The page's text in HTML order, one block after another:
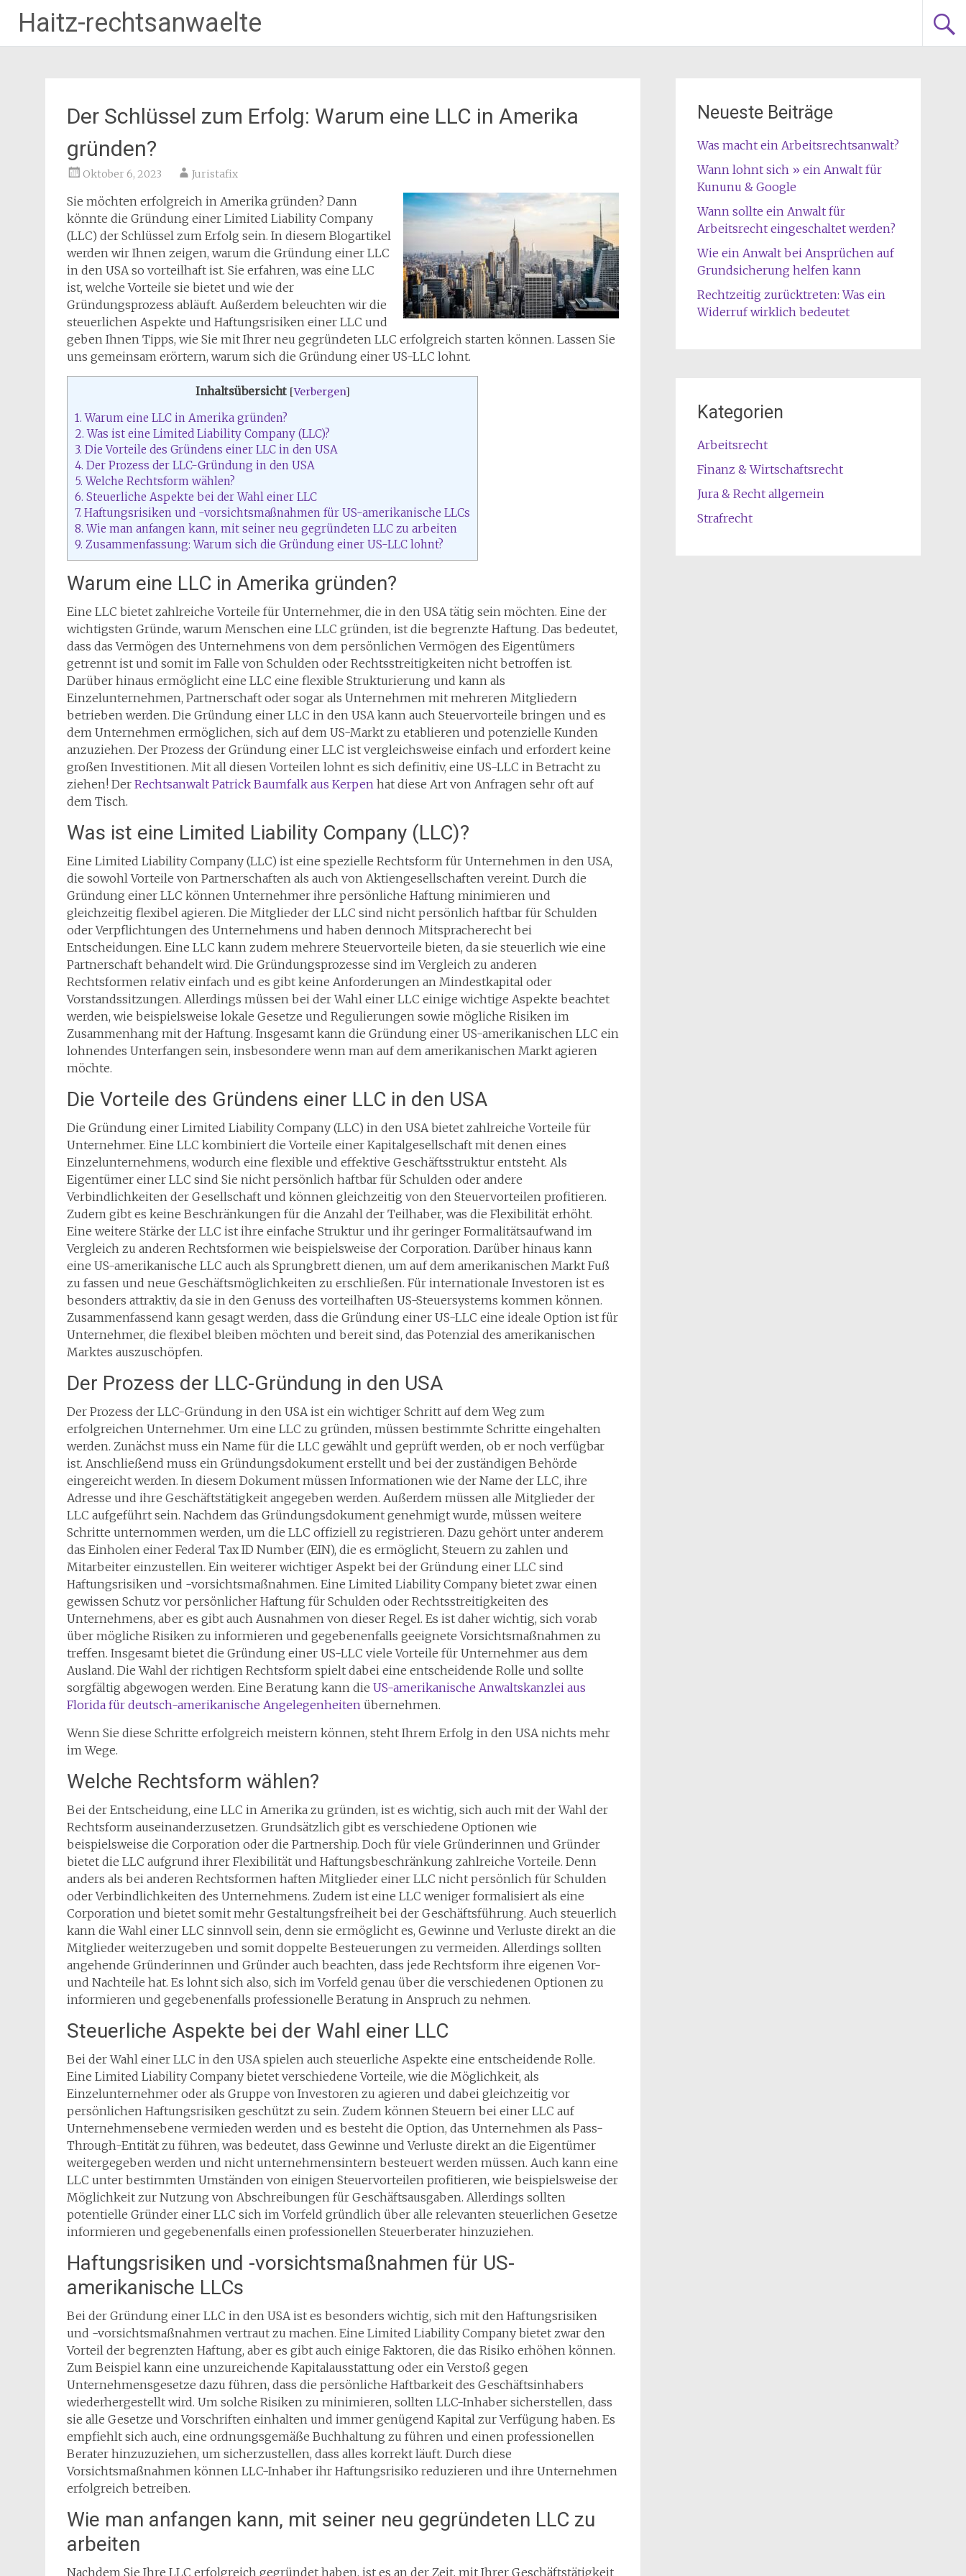
Haitz-rechtsanwaelte
Der Schlüssel zum Erfolg: Warum eine LLC in Amerika
gründen?
Oktober 6, 2023 Juristafix
Sie möchten erfolgreich in Amerika gründen? Dann
könnte die Gründung einer Limited Liability Company
(LLC) der Schlüssel zum Erfolg sein. In diesem Blogartikel
werden wir Ihnen zeigen, warum die Gründung einer LLC
in den USA so vorteilhaft ist. Sie erfahren, was eine LLC
ist, welche Vorteile sie bietet und wie der
Gründungsprozess abläuft. Außerdem beleuchten wir die
steuerlichen Aspekte und Haftungsrisiken einer LLC und
geben Ihnen Tipps, wie Sie mit Ihrer neu gegründeten LLC erfolgreich starten können. Lassen Sie
uns gemeinsam erörtern, warum sich die Gründung einer US-LLC lohnt.
Inhaltsübersicht [Verbergen]
1. Warum eine LLC in Amerika gründen?
2. Was ist eine Limited Liability Company (LLC)?
3. Die Vorteile des Gründens einer LLC in den USA
4. Der Prozess der LLC-Gründung in den USA
5. Welche Rechtsform wählen?
6. Steuerliche Aspekte bei der Wahl einer LLC
7. Haftungsrisiken und -vorsichtsmaßnahmen für US-amerikanische LLCs
8. Wie man anfangen kann, mit seiner neu gegründeten LLC zu arbeiten
9. Zusammenfassung: Warum sich die Gründung einer US-LLC lohnt?
Warum eine LLC in Amerika gründen?
Eine LLC bietet zahlreiche Vorteile für Unternehmer, die in den USA tätig sein möchten. Eine der
wichtigsten Gründe, warum Menschen eine LLC gründen, ist die begrenzte Haftung. Das bedeutet,
dass das Vermögen des Unternehmens von dem persönlichen Vermögen des Eigentümers
getrennt ist und somit im Falle von Schulden oder Rechtsstreitigkeiten nicht betroffen ist.
Darüber hinaus ermöglicht eine LLC eine flexible Strukturierung und kann als
Einzelunternehmen, Partnerschaft oder sogar als Unternehmen mit mehreren Mitgliedern
betrieben werden. Die Gründung einer LLC in den USA kann auch Steuervorteile bringen und es
dem Unternehmen ermöglichen, sich auf dem US-Markt zu etablieren und potenzielle Kunden
anzuziehen. Der Prozess der Gründung einer LLC ist vergleichsweise einfach und erfordert keine
großen Investitionen. Mit all diesen Vorteilen lohnt es sich definitiv, eine US-LLC in Betracht zu
ziehen! Der Rechtsanwalt Patrick Baumfalk aus Kerpen hat diese Art von Anfragen sehr oft auf
dem Tisch.
Was ist eine Limited Liability Company (LLC)?
Eine Limited Liability Company (LLC) ist eine spezielle Rechtsform für Unternehmen in den USA,
die sowohl Vorteile von Partnerschaften als auch von Aktiengesellschaften vereint. Durch die
Gründung einer LLC können Unternehmer ihre persönliche Haftung minimieren und
gleichzeitig flexibel agieren. Die Mitglieder der LLC sind nicht persönlich haftbar für Schulden
oder Verpflichtungen des Unternehmens und haben dennoch Mitspracherecht bei
Entscheidungen. Eine LLC kann zudem mehrere Steuervorteile bieten, da sie steuerlich wie eine
Partnerschaft behandelt wird. Die Gründungsprozesse sind im Vergleich zu anderen
Rechtsformen relativ einfach und es gibt keine Anforderungen an Mindestkapital oder
Vorstandssitzungen. Allerdings müssen bei der Wahl einer LLC einige wichtige Aspekte beachtet
werden, wie beispielsweise lokale Gesetze und Regulierungen sowie mögliche Risiken im
Zusammenhang mit der Haftung. Insgesamt kann die Gründung einer US-amerikanischen LLC ein
lohnendes Unterfangen sein, insbesondere wenn man auf dem amerikanischen Markt agieren
möchte.
Die Vorteile des Gründens einer LLC in den USA
Die Gründung einer Limited Liability Company (LLC) in den USA bietet zahlreiche Vorteile für
Unternehmer. Eine LLC kombiniert die Vorteile einer Kapitalgesellschaft mit denen eines
Einzelunternehmens, wodurch eine flexible und effektive Geschäftsstruktur entsteht. Als
Eigentümer einer LLC sind Sie nicht persönlich haftbar für Schulden oder andere
Verbindlichkeiten der Gesellschaft und können gleichzeitig von den Steuervorteilen profitieren.
Zudem gibt es keine Beschränkungen für die Anzahl der Teilhaber, was die Flexibilität erhöht.
Eine weitere Stärke der LLC ist ihre einfache Struktur und ihr geringer Formalitätsaufwand im
Vergleich zu anderen Rechtsformen wie beispielsweise der Corporation. Darüber hinaus kann
eine US-amerikanische LLC auch als Sprungbrett dienen, um auf dem amerikanischen Markt Fuß
zu fassen und neue Geschäftsmöglichkeiten zu erschließen. Für internationale Investoren ist es
besonders attraktiv, da sie in den Genuss des vorteilhaften US-Steuersystems kommen können.
Zusammenfassend kann gesagt werden, dass die Gründung einer US-LLC eine ideale Option ist für
Unternehmer, die flexibel bleiben möchten und bereit sind, das Potenzial des amerikanischen
Marktes auszuschöpfen.
Der Prozess der LLC-Gründung in den USA
Der Prozess der LLC-Gründung in den USA ist ein wichtiger Schritt auf dem Weg zum
erfolgreichen Unternehmer. Um eine LLC zu gründen, müssen bestimmte Schritte eingehalten
werden. Zunächst muss ein Name für die LLC gewählt und geprüft werden, ob er noch verfügbar
ist. Anschließend muss ein Gründungsdokument erstellt und bei der zuständigen Behörde
eingereicht werden. In diesem Dokument müssen Informationen wie der Name der LLC, ihre
Adresse und ihre Geschäftstätigkeit angegeben werden. Außerdem müssen alle Mitglieder der
LLC aufgeführt sein. Nachdem das Gründungsdokument genehmigt wurde, müssen weitere
Schritte unternommen werden, um die LLC offiziell zu registrieren. Dazu gehört unter anderem
das Einholen einer Federal Tax ID Number (EIN), die es ermöglicht, Steuern zu zahlen und
Mitarbeiter einzustellen. Ein weiterer wichtiger Aspekt bei der Gründung einer LLC sind
Haftungsrisiken und -vorsichtsmaßnahmen. Eine Limited Liability Company bietet zwar einen
gewissen Schutz vor persönlicher Haftung für Schulden oder Rechtsstreitigkeiten des
Unternehmens, aber es gibt auch Ausnahmen von dieser Regel. Es ist daher wichtig, sich vorab
über mögliche Risiken zu informieren und gegebenenfalls geeignete Vorsichtsmaßnahmen zu
treffen. Insgesamt bietet die Gründung einer US-LLC viele Vorteile für Unternehmer aus dem
Ausland. Die Wahl der richtigen Rechtsform spielt dabei eine entscheidende Rolle und sollte
sorgfältig abgewogen werden. Eine Beratung kann die US-amerikanische Anwaltskanzlei aus
Florida für deutsch-amerikanische Angelegenheiten übernehmen.
Wenn Sie diese Schritte erfolgreich meistern können, steht Ihrem Erfolg in den USA nichts mehr
im Wege.
Welche Rechtsform wählen?
Bei der Entscheidung, eine LLC in Amerika zu gründen, ist es wichtig, sich auch mit der Wahl der
Rechtsform auseinanderzusetzen. Grundsätzlich gibt es verschiedene Optionen wie
beispielsweise die Corporation oder die Partnership. Doch für viele Gründerinnen und Gründer
bietet die LLC aufgrund ihrer Flexibilität und Haftungsbeschränkung zahlreiche Vorteile. Denn
anders als bei anderen Rechtsformen haften Mitglieder einer LLC nicht persönlich für Schulden
oder Verbindlichkeiten des Unternehmens. Zudem ist eine LLC weniger formalisiert als eine
Corporation und bietet somit mehr Gestaltungsfreiheit bei der Geschäftsführung. Auch steuerlich
kann die Wahl einer LLC sinnvoll sein, denn sie ermöglicht es, Gewinne und Verluste direkt an die
Mitglieder weiterzugeben und somit doppelte Besteuerungen zu vermeiden. Allerdings sollten
angehende Gründerinnen und Gründer auch beachten, dass jede Rechtsform ihre eigenen Vor-
und Nachteile hat. Es lohnt sich also, sich im Vorfeld genau über die verschiedenen Optionen zu
informieren und gegebenenfalls professionelle Beratung in Anspruch zu nehmen.
Steuerliche Aspekte bei der Wahl einer LLC
Bei der Wahl einer LLC in den USA spielen auch steuerliche Aspekte eine entscheidende Rolle.
Eine Limited Liability Company bietet verschiedene Vorteile, wie die Möglichkeit, als
Einzelunternehmer oder als Gruppe von Investoren zu agieren und dabei gleichzeitig vor
persönlichen Haftungsrisiken geschützt zu sein. Zudem können Steuern bei einer LLC auf
Unternehmensebene vermieden werden und es besteht die Option, das Unternehmen als Pass-
Through-Entität zu führen, was bedeutet, dass Gewinne und Verluste direkt an die Eigentümer
weitergegeben werden und nicht unternehmensintern besteuert werden müssen. Auch kann eine
LLC unter bestimmten Umständen von einigen Steuervorteilen profitieren, wie beispielsweise der
Möglichkeit zur Nutzung von Abschreibungen für Geschäftsausgaben. Allerdings sollten
potentielle Gründer einer LLC sich im Vorfeld gründlich über alle relevanten steuerlichen Gesetze
informieren und gegebenenfalls einen professionellen Steuerberater hinzuziehen.
Haftungsrisiken und -vorsichtsmaßnahmen für US-
amerikanische LLCs
Bei der Gründung einer LLC in den USA ist es besonders wichtig, sich mit den Haftungsrisiken
und -vorsichtsmaßnahmen vertraut zu machen. Eine Limited Liability Company bietet zwar den
Vorteil der begrenzten Haftung, aber es gibt auch einige Faktoren, die das Risiko erhöhen können.
Zum Beispiel kann eine unzureichende Kapitalausstattung oder ein Verstoß gegen
Unternehmensgesetze dazu führen, dass die persönliche Haftbarkeit des Geschäftsinhabers
wiederhergestellt wird. Um solche Risiken zu minimieren, sollten LLC-Inhaber sicherstellen, dass
sie alle Gesetze und Vorschriften einhalten und immer genügend Kapital zur Verfügung haben. Es
empfiehlt sich auch, eine ordnungsgemäße Buchhaltung zu führen und einen professionellen
Berater hinzuzuziehen, um sicherzustellen, dass alles korrekt läuft. Durch diese
Vorsichtsmaßnahmen können LLC-Inhaber ihr Haftungsrisiko reduzieren und ihre Unternehmen
erfolgreich betreiben.
Wie man anfangen kann, mit seiner neu gegründeten LLC zu
arbeiten
Nachdem Sie Ihre LLC erfolgreich gegründet haben, ist es an der Zeit, mit Ihrer Geschäftstätigkeit
Neueste Beiträge
Was macht ein Arbeitsrechtsanwalt?
Wann lohnt sich » ein Anwalt für
Kununu & Google
Wann sollte ein Anwalt für
Arbeitsrecht eingeschaltet werden?
Wie ein Anwalt bei Ansprüchen auf
Grundsicherung helfen kann
Rechtzeitig zurücktreten: Was ein
Widerruf wirklich bedeutet
Kategorien
Arbeitsrecht
Finanz & Wirtschaftsrecht
Jura & Recht allgemein
Strafrecht